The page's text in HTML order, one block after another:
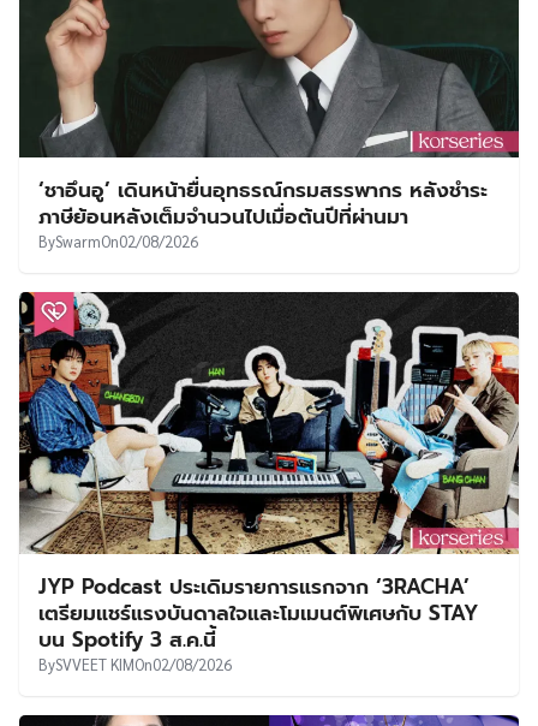
‘ชาอึนอู’ เดินหน้ายื่นอุทธรณ์กรมสรรพากร หลังชำระ
ภาษีย้อนหลังเต็มจำนวนไปเมื่อต้นปีที่ผ่านมา
BySwarmOn02/08/2026
JYP Podcast ประเดิมรายการแรกจาก ‘3RACHA’
เตรียมแชร์แรงบันดาลใจและโมเมนต์พิเศษกับ STAY
บน Spotify 3 ส.ค.นี้
BySVVEET KIMOn02/08/2026